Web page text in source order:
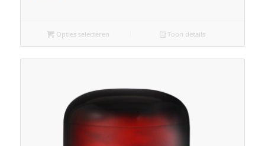
Opties selecteren Toon details